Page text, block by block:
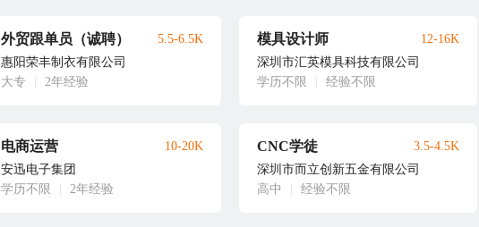
外贸跟单员（诚聘）
惠阳荣丰制衣有限公司
大专
2年经验
5.5-6.5K 模具设计师
深圳市汇英模具科技有限公司
学历不限
经验不限
12-16K
电商运营
安迅电子集团
学历不限
2年经验
10-20K CNC学徒
深圳市而立创新五金有限公司
高中
经验不限
3.5-4.5K